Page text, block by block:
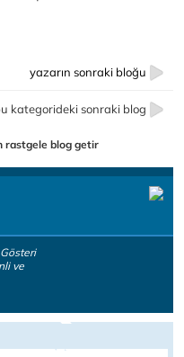
yazarın sonraki bloğu
kategorideki sonraki blog
rastgele blog getir
ve